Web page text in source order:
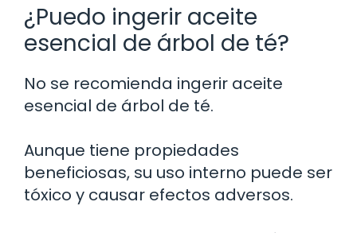
¿Puedo ingerir aceite
esencial de árbol de té?
No se recomienda ingerir aceite
esencial de árbol de té.
Aunque tiene propiedades
beneficiosas, su uso interno puede ser
tóxico y causar efectos adversos.